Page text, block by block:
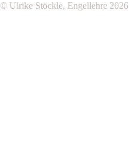
© Ulrike Stöckle, Engellehre 2026